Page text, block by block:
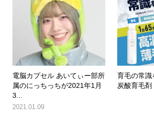
電脳カプセル あいてぃー部所
属のにっちっちが2021年1月
3...
2021.01.09
育毛の常
炭酸育毛剤